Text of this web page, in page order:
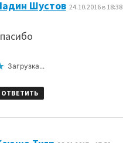
Шустов: 24.10.2016 в 18:38
Загрузка...
ОТВЕТИТЬ